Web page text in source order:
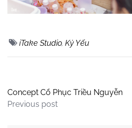
iTake Studio,Kỷ Yếu
Concept Cổ Phục Triều Nguyễn
Previous post